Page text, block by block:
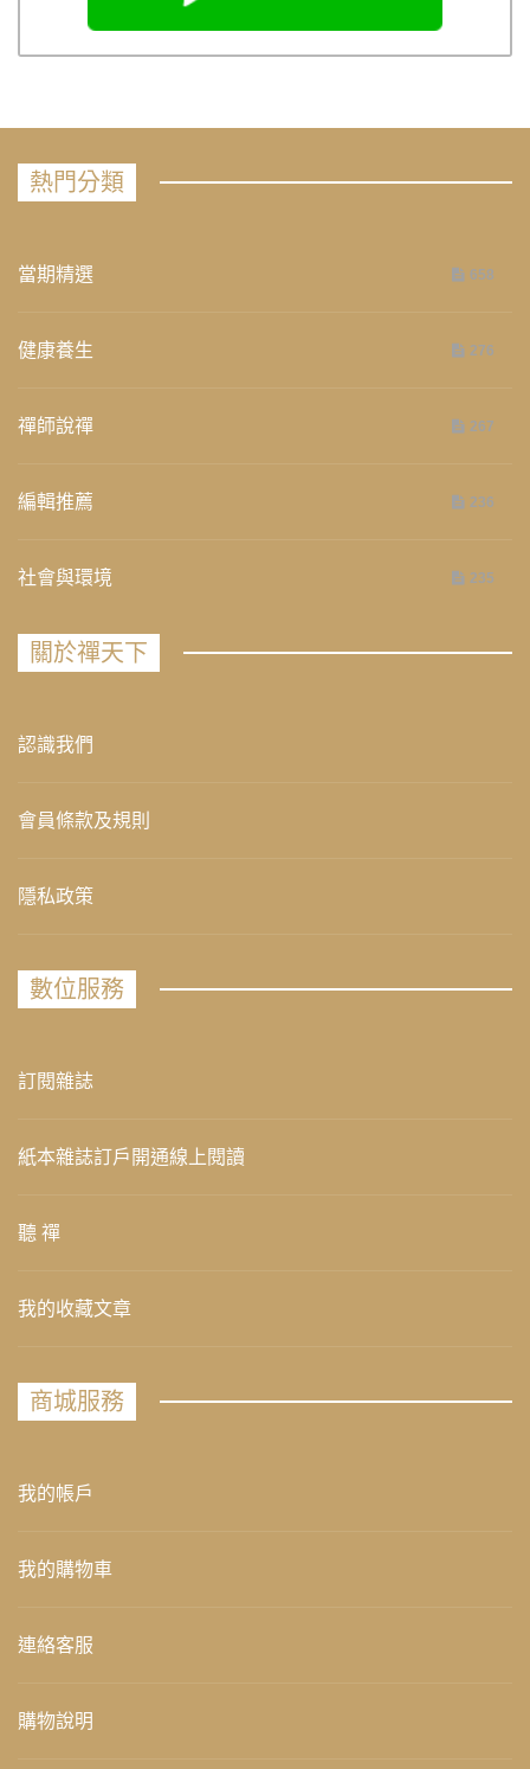
熱門分類
當期精選 658
健康養生 276
禪師說禪 267
編輯推薦 236
社會與環境 235
關於禪天下
認識我們
會員條款及規則
隱私政策
數位服務
訂閱雜誌
紙本雜誌訂戶開通線上閱讀
聽 禪
我的收藏文章
商城服務
我的帳戶
我的購物車
連絡客服
購物說明